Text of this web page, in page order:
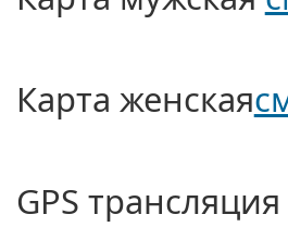
Карта женская
GPS